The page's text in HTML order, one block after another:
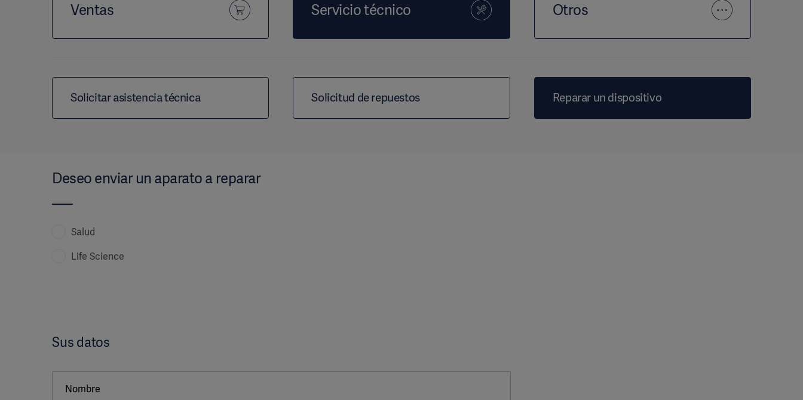
Ventas Servicio técnico Otros
Solicitar asistencia técnica Solicitud de repuestos Reparar un dispositivo
Deseo enviar un aparato a reparar
Salud
Life Science
Sus datos
Nombre